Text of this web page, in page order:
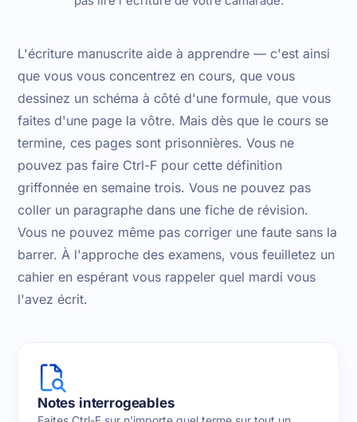
L'écriture manuscrite aide à apprendre — c'est ainsi
que vous vous concentrez en cours, que vous
dessinez un schéma à côté d'une formule, que vous
faites d'une page la vôtre. Mais dès que le cours se
termine, ces pages sont prisonnières. Vous ne
pouvez pas faire Ctrl-F pour cette définition
griffonnée en semaine trois. Vous ne pouvez pas
coller un paragraphe dans une fiche de révision.
Vous ne pouvez même pas corriger une faute sans la
barrer. À l'approche des examens, vous feuilletez un
cahier en espérant vous rappeler quel mardi vous
l'avez écrit.
Notes interrogeables